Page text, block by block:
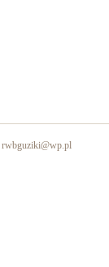
rwbguziki@wp.pl